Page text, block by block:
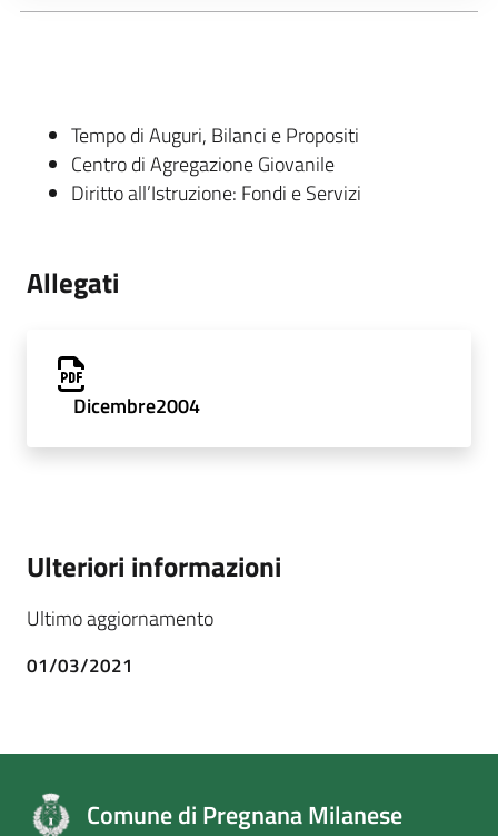
Tempo di Auguri, Bilanci e Propositi
Centro di Agregazione Giovanile
Diritto all’Istruzione: Fondi e Servizi
Allegati
Dicembre2004
Ulteriori informazioni
Ultimo aggiornamento
01/03/2021
Comune di Pregnana Milanese